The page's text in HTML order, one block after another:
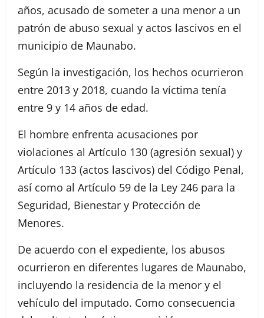
años, acusado de someter a una menor a un
patrón de abuso sexual y actos lascivos en el
municipio de Maunabo.
Según la investigación, los hechos ocurrieron
entre 2013 y 2018, cuando la víctima tenía
entre 9 y 14 años de edad.
El hombre enfrenta acusaciones por
violaciones al Artículo 130 (agresión sexual) y
Artículo 133 (actos lascivos) del Código Penal,
así como al Artículo 59 de la Ley 246 para la
Seguridad, Bienestar y Protección de
Menores.
De acuerdo con el expediente, los abusos
ocurrieron en diferentes lugares de Maunabo,
incluyendo la residencia de la menor y el
vehículo del imputado. Como consecuencia